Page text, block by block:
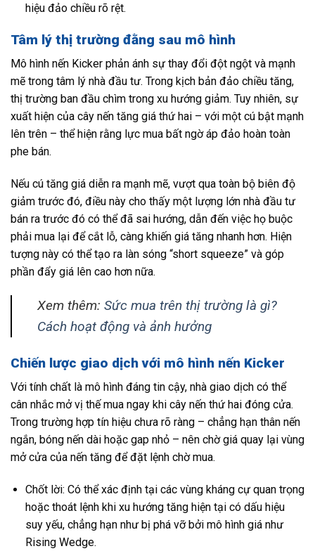
hiệu đảo chiều rõ rệt.
Tâm lý thị trường đằng sau mô hình
Mô hình nến Kicker phản ánh sự thay đổi đột ngột và mạnh
mẽ trong tâm lý nhà đầu tư. Trong kịch bản đảo chiều tăng,
thị trường ban đầu chìm trong xu hướng giảm. Tuy nhiên, sự
xuất hiện của cây nến tăng giá thứ hai – với một cú bật mạnh
lên trên – thể hiện rằng lực mua bất ngờ áp đảo hoàn toàn
phe bán.
Nếu cú tăng giá diễn ra mạnh mẽ, vượt qua toàn bộ biên độ
giảm trước đó, điều này cho thấy một lượng lớn nhà đầu tư
bán ra trước đó có thể đã sai hướng, dẫn đến việc họ buộc
phải mua lại để cắt lỗ, càng khiến giá tăng nhanh hơn. Hiện
tượng này có thể tạo ra làn sóng “short squeeze” và góp
phần đẩy giá lên cao hơn nữa.
Xem thêm: Sức mua trên thị trường là gì?
Cách hoạt động và ảnh hưởng
Chiến lược giao dịch với mô hình nến Kicker
Với tính chất là mô hình đáng tin cậy, nhà giao dịch có thể
cân nhắc mở vị thế mua ngay khi cây nến thứ hai đóng cửa.
Trong trường hợp tín hiệu chưa rõ ràng – chẳng hạn thân nến
ngắn, bóng nến dài hoặc gap nhỏ – nên chờ giá quay lại vùng
mở cửa của nến tăng để đặt lệnh chờ mua.
Chốt lời: Có thể xác định tại các vùng kháng cự quan trọng
hoặc thoát lệnh khi xu hướng tăng hiện tại có dấu hiệu
suy yếu, chẳng hạn như bị phá vỡ bởi mô hình giá như
Rising Wedge.